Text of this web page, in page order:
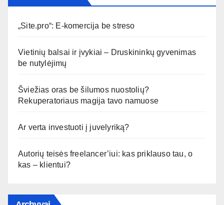
„Site.pro“: E-komercija be streso
Vietinių balsai ir įvykiai – Druskininkų gyvenimas
be nutylėjimų
Šviežias oras be šilumos nuostolių?
Rekuperatoriaus magija tavo namuose
Ar verta investuoti į juvelyriką?
Autorių teisės freelancer’iui: kas priklauso tau, o
kas – klientui?